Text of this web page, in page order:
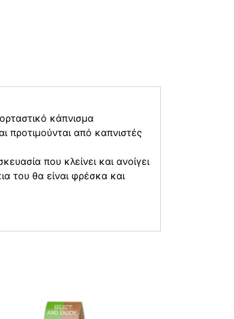
κάπνισμα
προτιμούνται από καπνιστές
που κλείνει και ανοίγει
του θα είναι φρέσκα και